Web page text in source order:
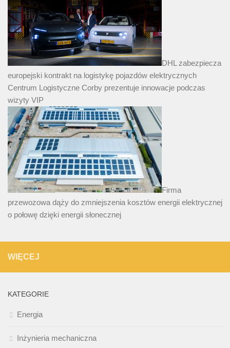
DHL zabezpiecza
europejski kontrakt na logistykę pojazdów elektrycznych
Centrum Logistyczne Corby prezentuje innowacje podczas
wizyty VIP
Firma
przewozowa dąży do zmniejszenia kosztów energii elektrycznej
o połowę dzięki energii słonecznej
WIĘCEJ
KATEGORIE
Energia
Inżynieria mechaniczna